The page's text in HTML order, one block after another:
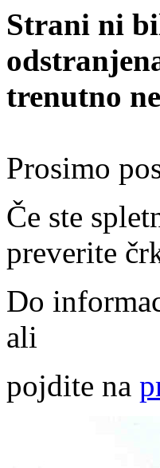
Strani ni
trenutno
Prosimo
Če ste
preverite
Do
ali
pojdite na